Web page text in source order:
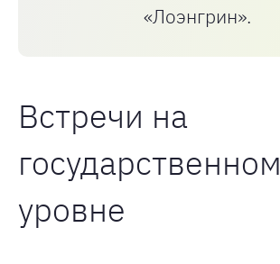
«Лоэнгрин».
Встречи на
государственном
уровне